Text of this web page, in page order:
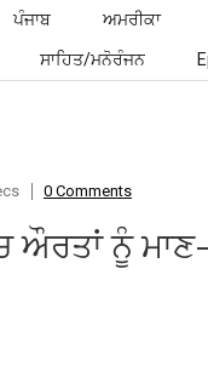
ਪੰਜਾਬ ਅਮਰੀਕਾ
ਸਾਹਿਤ/ਮਨੋਰੰਜਨ
0 Comments
ਔਰਤਾਂ ਨੂੰ